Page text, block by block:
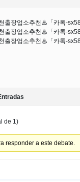
출장업소추천♨「카톡-
출장업소추천♨「카톡-
출장업소추천♨「카톡-
de 1)
responder a este debate.